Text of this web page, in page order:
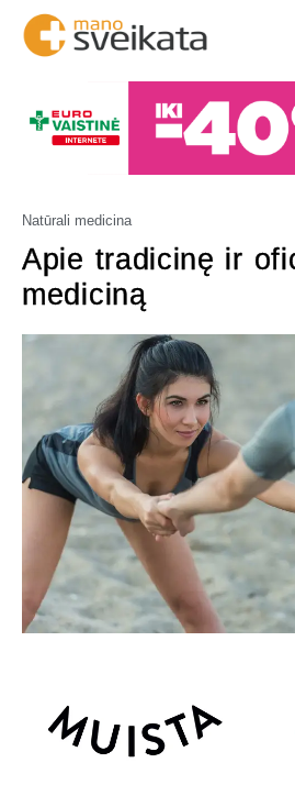
Natūrali medicina
Apie tradicinę ir
mediciną